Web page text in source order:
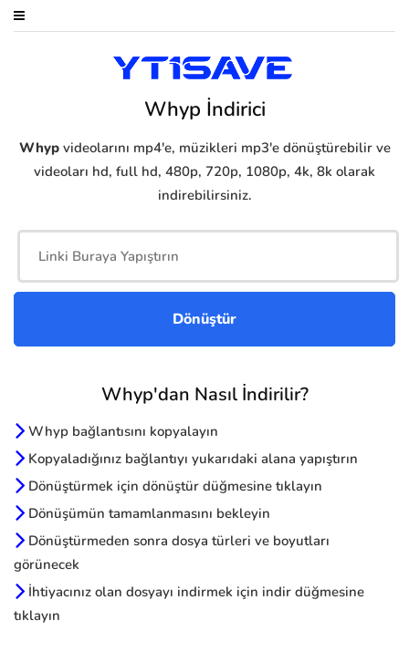
Whyp İndirici
Whypvideolarını mp4'e, müzikleri mp3'e dönüştürebilir ve
videoları hd, full hd, 480p, 720p, 1080p, 4k, 8k olarak
indirebilirsiniz.
Whyp'dan Nasıl İndirilir?
Whyp bağlantısını kopyalayın
Kopyaladığınız bağlantıyı yukarıdaki alana yapıştırın
Dönüştürmek için dönüştür düğmesine tıklayın
Dönüşümün tamamlanmasını bekleyin
Dönüştürmeden sonra dosya türleri ve boyutları
görünecek
İhtiyacınız olan dosyayı indirmek için indir düğmesine
tıklayın